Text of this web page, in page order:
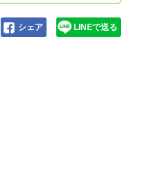
シェア LINEで送る